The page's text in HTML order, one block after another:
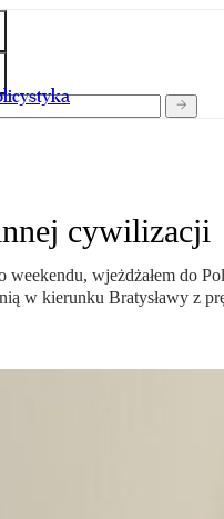
cywilizacji
weekendu, wjeżdżałem do
w kierunku Bratysławy z